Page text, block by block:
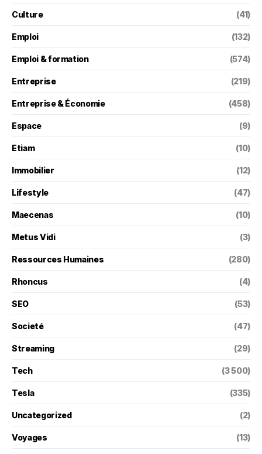
Culture (41)
Emploi (132)
Emploi & formation (574)
Entreprise (219)
Entreprise & Économie (458)
Espace (9)
Etiam (10)
Immobilier (12)
Lifestyle (47)
Maecenas (10)
Metus Vidi (3)
Ressources Humaines (280)
Rhoncus (4)
SEO (53)
Societé (47)
Streaming (29)
Tech (3 500)
Tesla (335)
Uncategorized (2)
Voyages (13)